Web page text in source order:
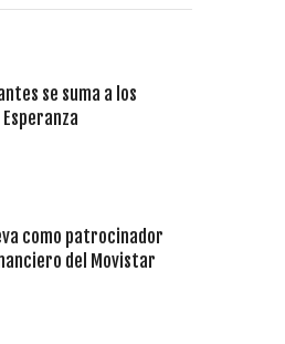
se suma a los
como patrocinador
del Movistar